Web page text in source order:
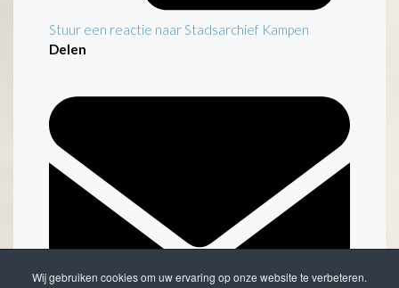
Stuur een reactie naar Stadsarchief Kampen
Delen
Wij gebruiken cookies om uw ervaring op onze website te verbeteren.